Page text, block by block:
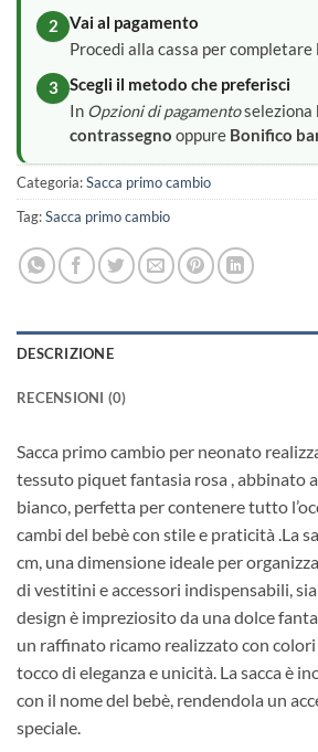
2
Vai al pagamento
Procedi alla cassa per completare
3
Scegli il metodo che preferisci
In Opzioni di pagamentoseleziona
contrassegno oppure Bonifico
Categoria:Sacca primo cambio
Tag:Sacca primo cambio
DESCRIZIONE
RECENSIONI (0)
Sacca primo cambio per neonato
tessuto piquet fantasia rosa , abbinato
bianco, perfetta per contenere tutto
cambi del bebè con stile e praticità .La
cm, una dimensione ideale per
di vestitini e accessori indispensabili,
design è impreziosito da una dolce
un raffinato ricamo realizzato con
tocco di eleganza e unicità. La sacca è
con il nome del bebè, rendendola un
speciale.